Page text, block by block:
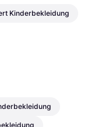
Kinderbekleidung